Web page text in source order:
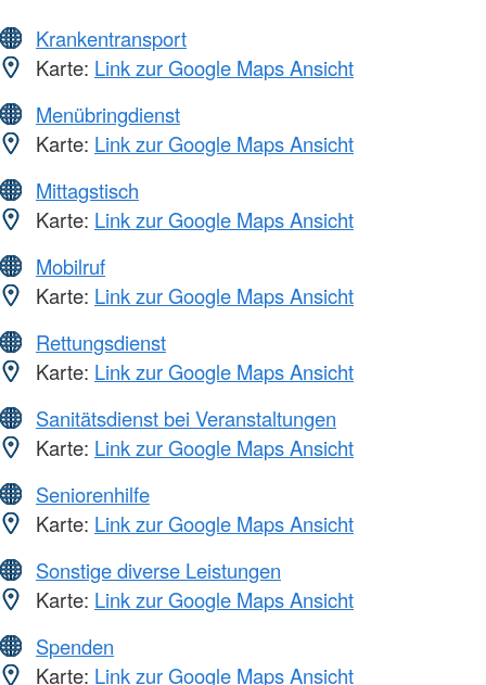
Krankentransport
Karte: Link zur Google Maps Ansicht
Menübringdienst
Karte: Link zur Google Maps Ansicht
Mittagstisch
Karte: Link zur Google Maps Ansicht
Mobilruf
Karte: Link zur Google Maps Ansicht
Rettungsdienst
Karte: Link zur Google Maps Ansicht
Sanitätsdienst bei Veranstaltungen
Karte: Link zur Google Maps Ansicht
Seniorenhilfe
Karte: Link zur Google Maps Ansicht
Sonstige diverse Leistungen
Karte: Link zur Google Maps Ansicht
Spenden
Karte: Link zur Google Maps Ansicht